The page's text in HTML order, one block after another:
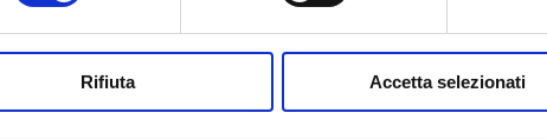
Rifiuta Accetta selezionati
attività di animazione (giochi, concorsi, tornei, feste, serate a tema).
cabaret nel teatro di bordo, i balli e le feste in programma tutte le
della nave: piscine, lettini, teli mare, palestra, vasche